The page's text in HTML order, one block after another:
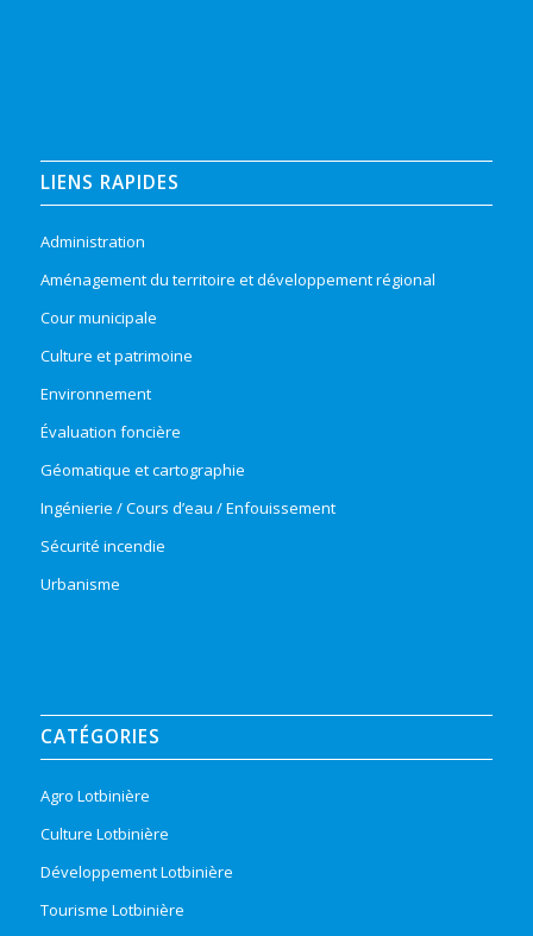
LIENS RAPIDES
Administration
Aménagement du territoire et développement régional
Cour municipale
Culture et patrimoine
Environnement
Évaluation foncière
Géomatique et cartographie
Ingénierie / Cours d’eau / Enfouissement
Sécurité incendie
Urbanisme
CATÉGORIES
Agro Lotbinière
Culture Lotbinière
Développement Lotbinière
Tourisme Lotbinière